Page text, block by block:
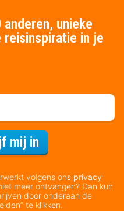
unieke
in je
mij in
volgens ons privacy
meer ontvangen? Dan kun
door onderaan de
te klikken.